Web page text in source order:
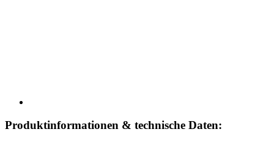
Produktinformationen & technische Daten: